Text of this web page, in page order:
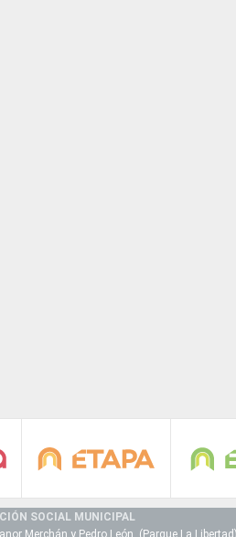
SOCIAL MUNICIPAL
Merchán y Pedro León (Parque La